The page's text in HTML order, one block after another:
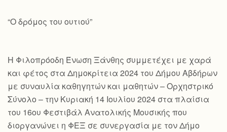
“Ο δρόμος του ουτιού”
Η Φιλοπρόοδη Ένωση Ξάνθης συμμετέχει με χαρά
και φέτος στα Δημοκρίτεια 2024 του Δήμου Αβδήρων
με συναυλία καθηγητών και μαθητών – Ορχηστρικό
Σύνολο – την Κυριακή 14 Ιουλίου 2024 στα πλαίσια
του 16ου Φεστιβάλ Ανατολικής Μουσικής που
διοργανώνει η ΦΕΞ σε συνεργασία με τον Δήμο